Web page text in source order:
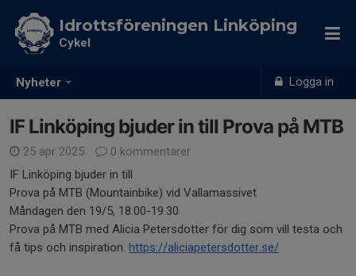
Nyheter Logga in
Idrottsföreningen Linköping
Cykel
IF Linköping bjuder in till Prova på MTB
25 apr 2025
0 kommentarer
IF Linköping bjuder in till
Prova på MTB (Mountainbike) vid Vallamassivet
Måndagen den 19/5, 18.00-19.30
Prova på MTB med Alicia Petersdotter för dig som vill testa och
få tips och inspiration. https://aliciapetersdotter.se/